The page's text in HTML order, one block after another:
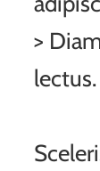
>
lectus.